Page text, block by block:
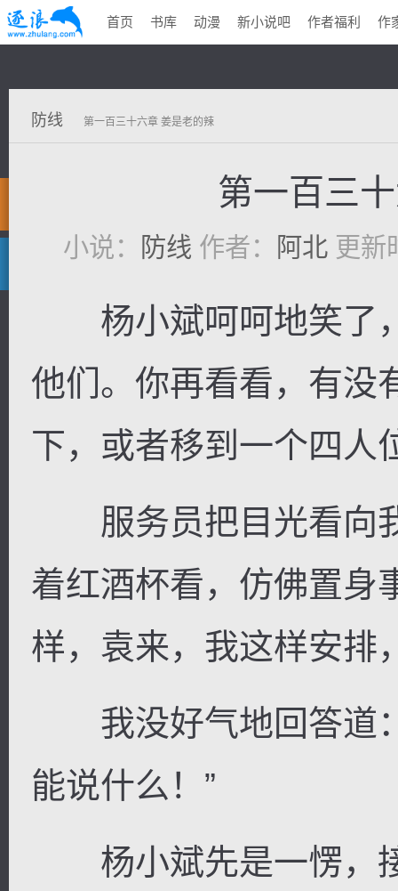
首页 书库 动漫 新小说吧 作者福利 作
防线 第一百三十六章 姜是老的辣
第一百三
小说： 防线 作者： 阿北 更新
杨小斌呵呵地笑了，
他们。你再看看，有没
下，或者移到一个四人
服务员把目光看向
着红酒杯看，仿佛置身
样，袁来，我这样安排
我没好气地回答道：
能说什么！”
杨小斌先是一愣，接